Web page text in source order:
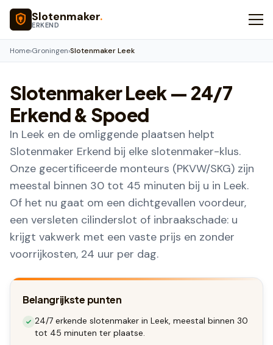
Naar hoofdinhoud
Slotenmaker.
ERKEND
Home›Groningen›Slotenmaker Leek
SlotenmakerLeek— 24/7
Erkend & Spoed
In Leek en de omliggende plaatsen helpt
Slotenmaker Erkend bij elke slotenmaker-klus.
Onze gecertificeerde monteurs (PKVW/SKG) zijn
meestal binnen 30 tot 45 minuten bij u in Leek.
Of het nu gaat om een dichtgevallen voordeur,
een versleten cilinderslot of inbraakschade: u
krijgt vakwerk met een vaste prijs en zonder
voorrijkosten, 24 uur per dag.
Belangrijkste punten
24/7 erkende slotenmaker in Leek, meestal binnen 30
tot 45 minuten ter plaatse.